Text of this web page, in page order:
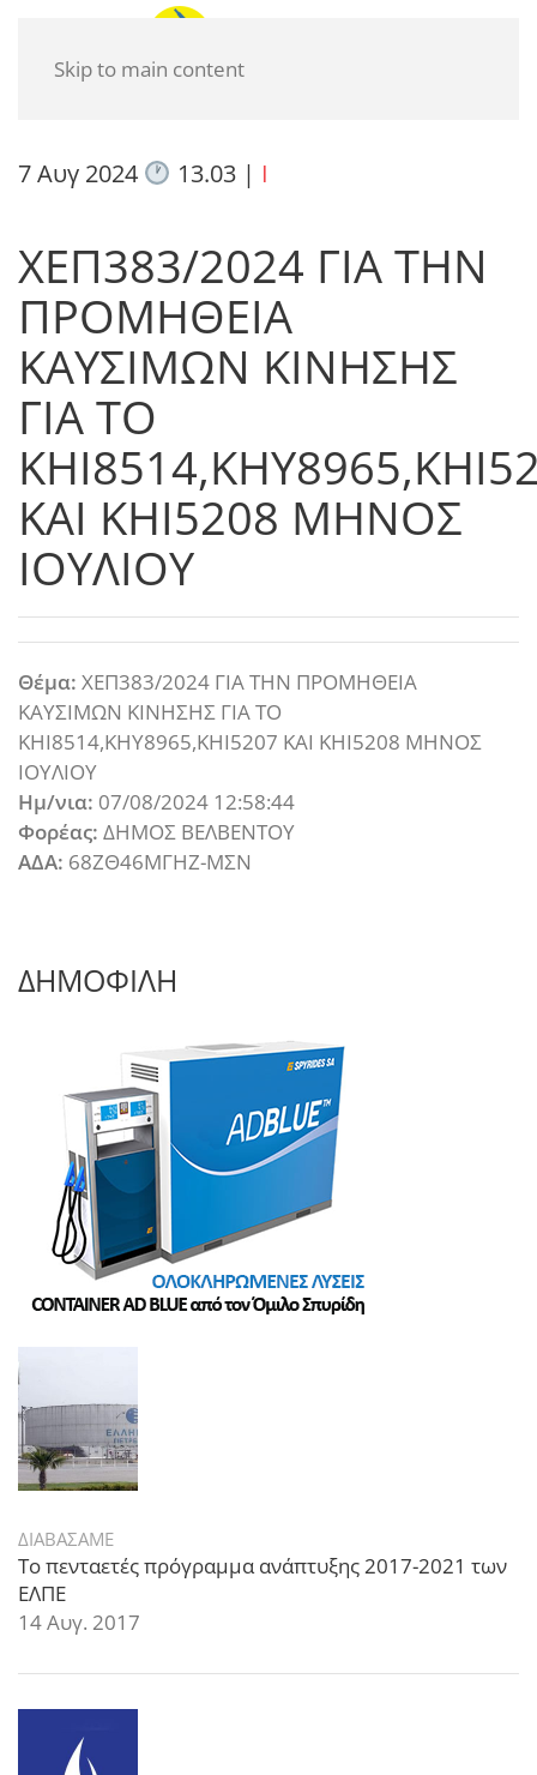
Skip to main content
7 Αυγ 2024 13.03| I
ΧΕΠ383/2024 ΓΙΑ ΤΗΝ
ΠΡΟΜΗΘΕΙΑ
ΚΑΥΣΙΜΩΝ ΚΙΝΗΣΗΣ
ΓΙΑ ΤΟ
ΚΑΙ ΚΗΙ5208 ΜΗΝΟΣ
ΙΟΥΛΙΟΥ
Θέμα: ΧΕΠ383/2024 ΓΙΑ ΤΗΝ ΠΡΟΜΗΘΕΙΑ
ΚΑΥΣΙΜΩΝ ΚΙΝΗΣΗΣ ΓΙΑ ΤΟ
ΚΗΙ8514,ΚΗΥ8965,ΚΗΙ5207 ΚΑΙ ΚΗΙ5208 ΜΗΝΟΣ
ΙΟΥΛΙΟΥ
Ημ/νια: 07/08/2024 12:58:44
Φορέας: ΔΗΜΟΣ ΒΕΛΒΕΝΤΟΥ
ΑΔΑ: 68ΖΘ46ΜΓΗΖ-ΜΣΝ
ΔΗΜΟΦΙΛΗ
ΔΙΑΒΑΣΑΜΕ
Το πενταετές πρόγραμμα ανάπτυξης 2017-2021 των
ΕΛΠΕ
14 Αυγ. 2017